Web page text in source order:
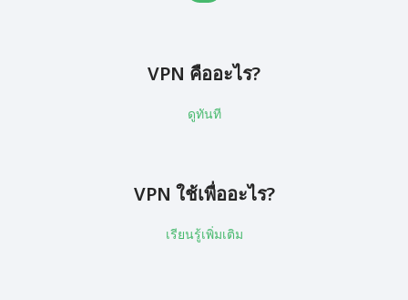
VPN คืออะไร?
ดูทันที
VPN ใช้เพื่ออะไร?
เรียนรู้เพิ่มเติม